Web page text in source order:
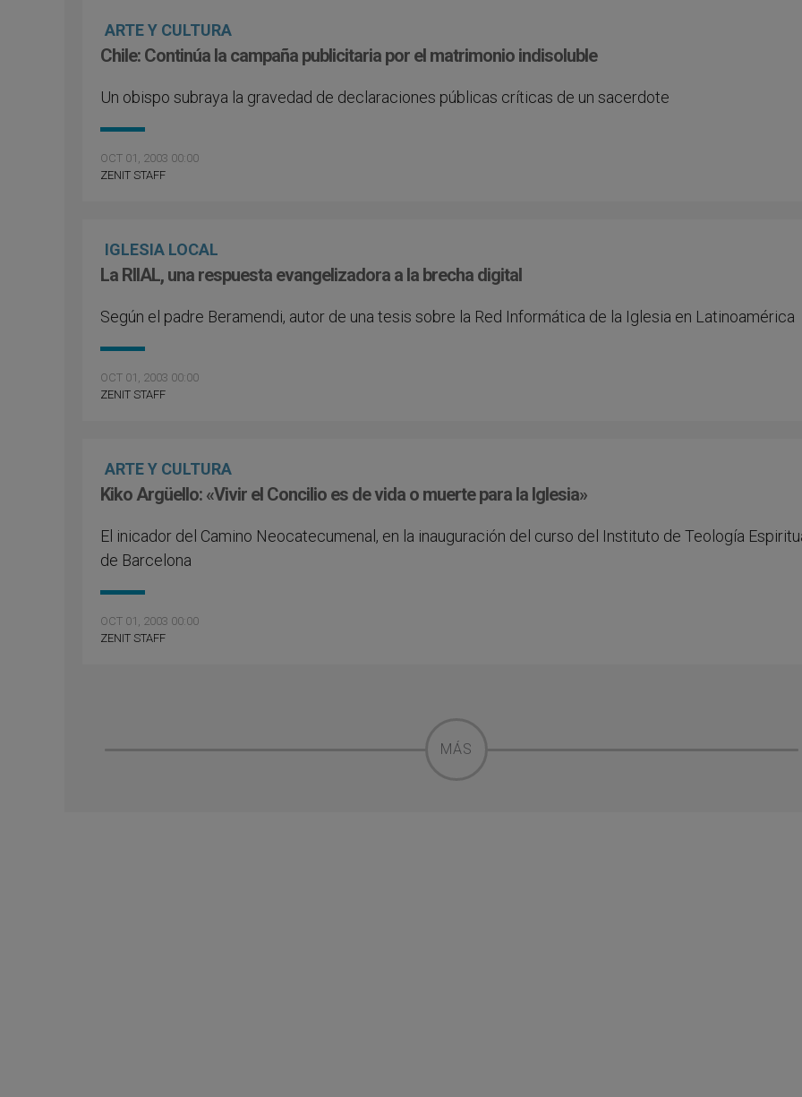
ARTE Y CULTURA
Chile: Continúa la campaña publicitaria por el matrimonio indisoluble
Un obispo subraya la gravedad de declaraciones públicas críticas de un sacerdote
OCT 01, 2003 00:00
ZENIT STAFF
IGLESIA LOCAL
La RIIAL, una respuesta evangelizadora a la brecha digital
Según el padre Beramendi, autor de una tesis sobre la Red Informática de la Iglesia en Latinoamérica
OCT 01, 2003 00:00
ZENIT STAFF
ARTE Y CULTURA
Kiko Argüello: «Vivir el Concilio es de vida o muerte para la Iglesia»
El inicador del Camino Neocatecumenal, en la inauguración del curso del Instituto de Teología
de Barcelona
OCT 01, 2003 00:00
ZENIT STAFF
MÁS